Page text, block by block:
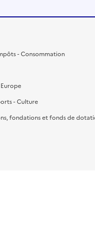
- Consommation
- Culture
fondations et fonds de